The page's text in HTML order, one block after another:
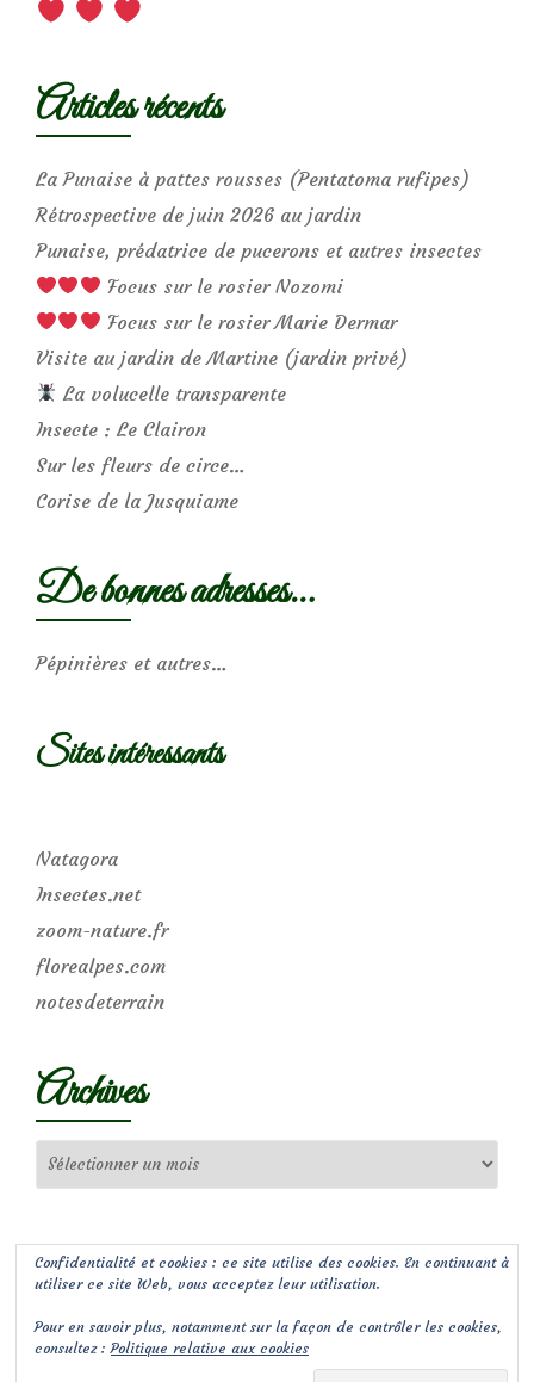
Articles récents
La Punaise à pattes rousses (Pentatoma rufipes)
Rétrospective de juin 2026 au jardin
Punaise, prédatrice de pucerons et autres insectes
Focus sur le rosier Nozomi
Focus sur le rosier Marie Dermar
Visite au jardin de Martine (jardin privé)
La volucelle transparente
Insecte : Le Clairon
Sur les fleurs de circe…
Corise de la Jusquiame
De bonnes adresses…
Pépinières et autres…
Sites intéressants
Natagora
Insectes.net
zoom-nature.fr
florealpes.com
notesdeterrain
Archives
Confidentialité et cookies : ce site utilise des cookies. En continuant à
utiliser ce site Web, vous acceptez leur utilisation.
Pour en savoir plus, notamment sur la façon de contrôler les cookies,
consultez :Politique relative aux cookies